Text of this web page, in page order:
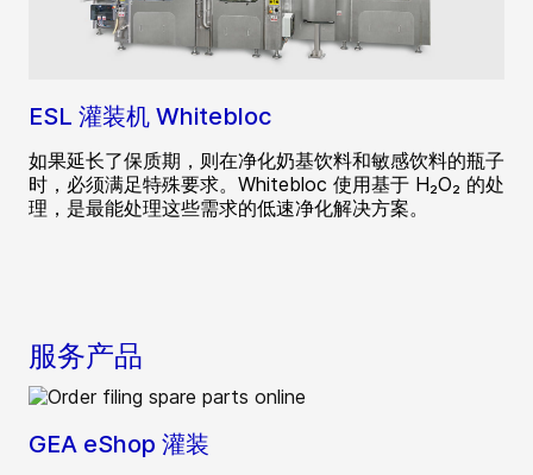
ESL 灌装机 Whitebloc
如果延长了保质期，则在净化奶基饮料和敏感饮料的瓶子
时，必须满足特殊要求。Whitebloc 使用基于 H₂O₂ 的处
理，是最能处理这些需求的低速净化解决方案。
服务产品
GEA eShop 灌装